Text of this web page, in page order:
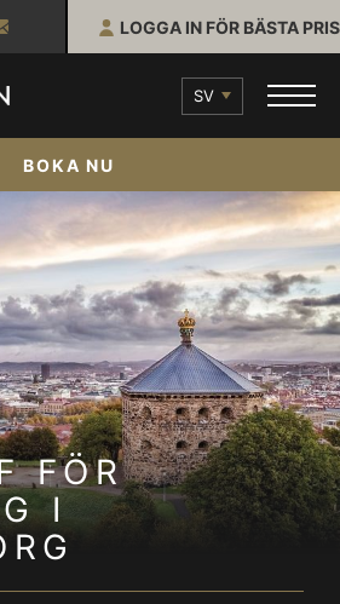
LOGGA IN FÖR BÄSTA PRIS
SV
BOKA NU
FÖR
I